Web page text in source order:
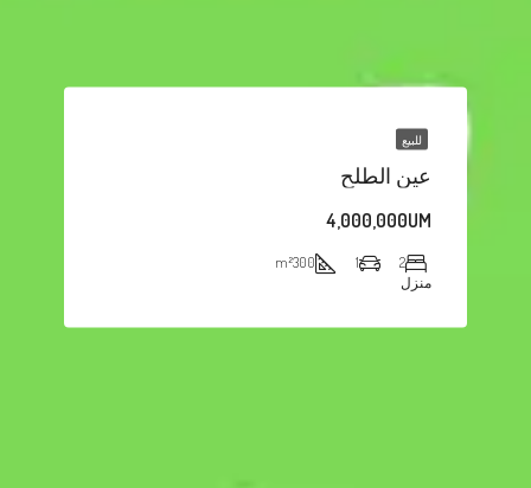
للبيع
عين الطلح
4,000,000UM
2
1
300
m²
منزل